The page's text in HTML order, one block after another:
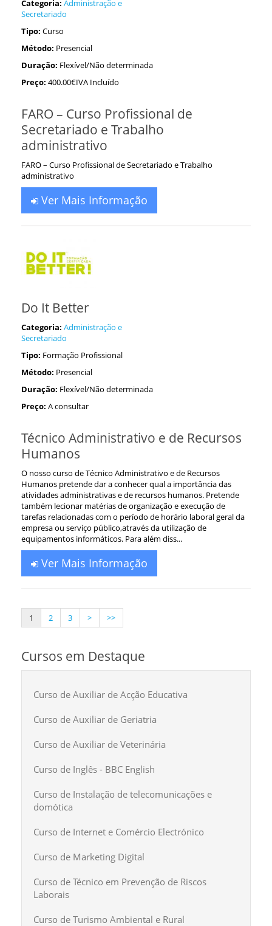
Categoria: Administração e
Secretariado
Tipo: Curso
Método: Presencial
Duração: Flexível/Não determinada
Preço: 400.00€IVA Incluído
FARO – Curso Profissional de
Secretariado e Trabalho
administrativo
FARO – Curso Profissional de Secretariado e Trabalho
administrativo
Ver Mais Informação
Do It Better
Categoria: Administração e
Secretariado
Tipo: Formação Profissional
Método: Presencial
Duração: Flexível/Não determinada
Preço: A consultar
Técnico Administrativo e de Recursos
Humanos
O nosso curso de Técnico Administrativo e de Recursos
Humanos pretende dar a conhecer qual a importância das
atividades administrativas e de recursos humanos. Pretende
também lecionar matérias de organização e execução de
tarefas relacionadas com o período de horário laboral geral da
empresa ou serviço público,através da utilização de
equipamentos informáticos. Para além diss...
Ver Mais Informação
1 2 3 > >>
Cursos em Destaque
Curso de Auxiliar de Acção Educativa
Curso de Auxiliar de Geriatria
Curso de Auxiliar de Veterinária
Curso de Inglês - BBC English
Curso de Instalação de telecomunicações e
domótica
Curso de Internet e Comércio Electrónico
Curso de Marketing Digital
Curso de Técnico em Prevenção de Riscos
Laborais
Curso de Turismo Ambiental e Rural